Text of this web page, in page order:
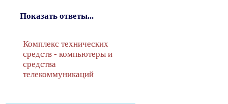
Показать ответы...
Комплекс технических
средств - компьютеры и
средства
телекоммуникаций